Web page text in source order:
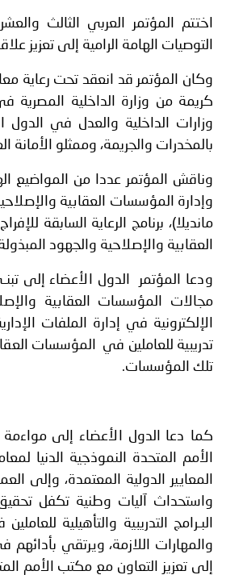
بيان صادر عن الأمانة
بالمملكة العربية
اختتم المؤتمر العربي الثالث
التوصيات الهامة الرامية إلى تعزيز
وكان المؤتمر قد انعقد تحت رعاية
وزارات الداخلية والعدل في الدول
بالمخدرات والجريمة، وممثلو الأمانة
وناقش المؤتمر عددا من المواضيع
وإدارة المؤسسات العقابية
مانديلا)، برنامج الرعاية السابقة
العقابية والإصلاحية والجهود
ودعا المؤتمر الدول الأعضاء إلى
مجالات المؤسسات العقابية
الإلكترونية في إدارة الملفات
تدريبية للعاملين في المؤسسات
تلك المؤسسات.
كما دعا الدول الأعضاء إلى مواءمة
الأمم المتحدة النموذجية الدنيا
المعايير الدولية المعتمدة، وإلى
واستحداث آليات وطنية تكفل تحقيق
البـرامج التدريبية والتأهيلية
والمهارات اللازمة، ويرتقي بأدائهم
إلى تعزيز التعاون مع مكتب الأمم